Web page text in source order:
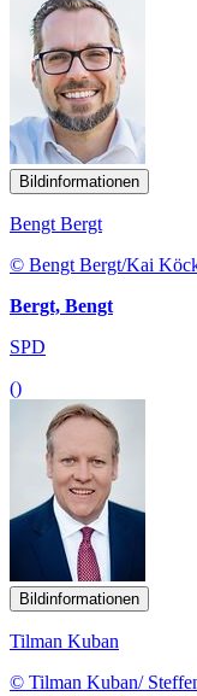
Bildinformationen
Bengt Bergt
© Bengt Bergt/Kai
Bergt, Bengt
SPD
()
Bildinformationen
Tilman Kuban
© Tilman Kuban/